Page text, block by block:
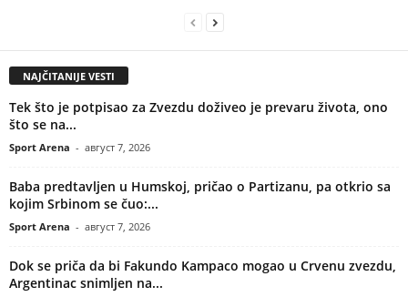
NAJČITANIJE VESTI
Tek što je potpisao za Zvezdu doživeo je prevaru života, ono
što se na...
Sport Arena - август 7, 2026
Baba predtavljen u Humskoj, pričao o Partizanu, pa otkrio sa
kojim Srbinom se čuo:...
Sport Arena - август 7, 2026
Dok se priča da bi Fakundo Kampaco mogao u Crvenu zvezdu,
Argentinac snimljen na...